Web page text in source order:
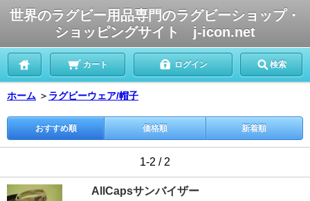
世界のラグビー用品専門のラグビーショップ・
ショッピングサイト j-icon.net
カート ログイン 検索
ホーム ＞ ラグビーウェア/帽子
おすすめ順 価格順 新着順
1-2 / 2
AllCapsサンバイザー